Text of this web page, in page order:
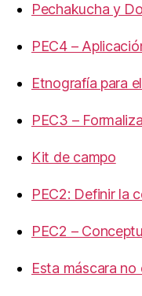
Pechakucha y
PEC4 –
Etnografía para
PEC3 –
Kit de campo
PEC2: Definir la
PEC2 –
Esta máscara no